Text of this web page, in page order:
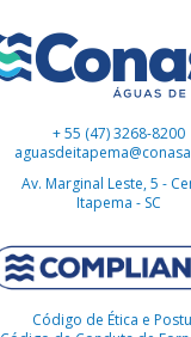
+ 55 (47) 3268-8200
Av. Marginal Leste, 5 -
Itapema - SC
Código de Ética e